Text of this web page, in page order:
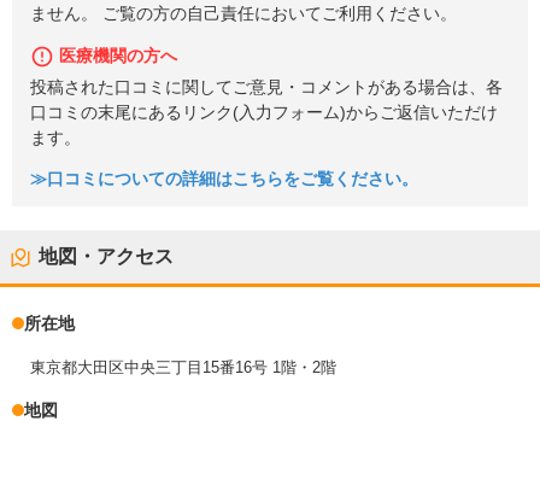
ません。 ご覧の方の自己責任においてご利用ください。
医療機関の方へ
投稿された口コミに関してご意見・コメントがある場合は、各
口コミの末尾にあるリンク(入力フォーム)からご返信いただけ
ます。
≫口コミについての詳細はこちらをご覧ください。
地図・アクセス
所在地
東京都大田区中央三丁目15番16号 1階・2階
地図